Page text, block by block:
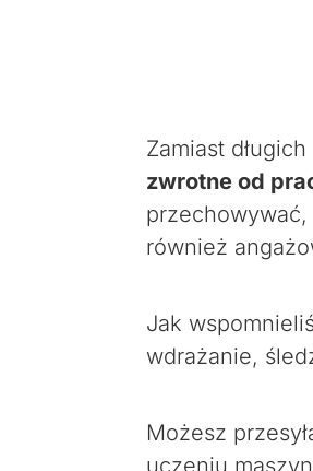
Zamiast
zwrotne od
również
Jak
wdrażanie,
Możesz
uczeniu